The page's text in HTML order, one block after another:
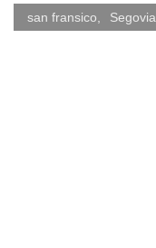
san fransico Segovia